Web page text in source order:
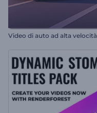
Video di auto ad alta velocità